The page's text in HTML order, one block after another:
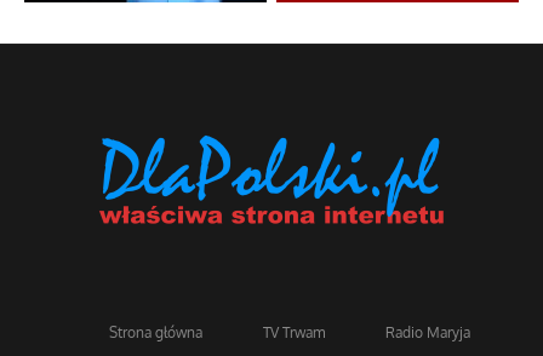
Strona główna TV Trwam
Radio Maryja